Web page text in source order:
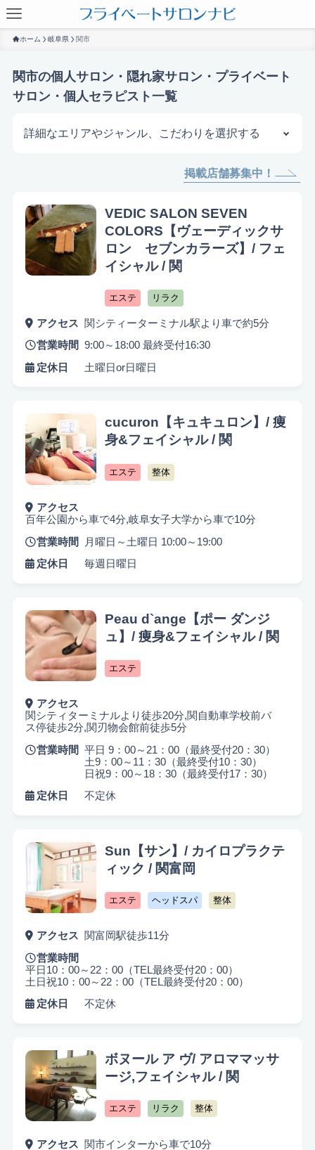
ホーム 岐阜県 関市
関市の個人サロン・隠れ家サロン・プライベート
サロン・個人セラピスト一覧
詳細なエリアやジャンル、こだわりを選択する
悩み検索
こだわり検索
当日受付OK 都度払いOK 駅から徒歩10分以内
キッズスペースあり 認定講師
掲載店舗募集中！
VEDIC SALON SEVEN
COLORS【ヴェーディックサ
ロン セブンカラーズ】/ フェ
イシャル / 関
エステ リラク
アクセス
関シティーターミナル駅より車で約5分
営業時間
9:00～18:00 最終受付16:30
定休日
土曜日or日曜日
cucuron【キュキュロン】/ 痩
身&フェイシャル / 関
エステ 整体
アクセス
百年公園から車で4分,岐阜女子大学から車で10分
営業時間
月曜日～土曜日 10:00～19:00
定休日
毎週日曜日
Peau d`ange【ポー ダンジ
ュ】/ 痩身&フェイシャル / 関
エステ
アクセス
関シティターミナルより徒歩20分,関自動車学校前バ
ス停徒歩2分,関刃物会館前徒歩5分
営業時間
平日 9：00～21：00（最終受付20：30）
土9：00～11：30（最終受付10：30）
日祝9：00～18：30（最終受付17：30）
定休日
不定休
Sun【サン】/ カイロプラクテ
ィック / 関富岡
エステ ヘッドスパ 整体
アクセス
関富岡駅徒歩11分
営業時間
平日10：00～22：00（TEL最終受付20：00）
土日祝10：00～22：00（TEL最終受付20：00）
定休日
不定休
ボヌール ア ヴ/ アロママッサ
ージ,フェイシャル / 関
エステ リラク 整体
アクセス
関市インターから車で10分